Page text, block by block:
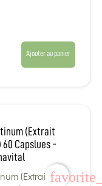
Ajouter au panier
(Extrait
Capslues -